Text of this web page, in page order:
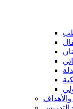
والأهداف